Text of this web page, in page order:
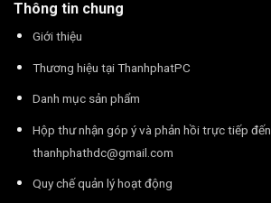
Thông tin chung
Giới thiệu
Thương hiệu tại ThanhphatPC
Danh mục sản phẩm
Hộp thư nhận góp ý và phản hồi trực tiếp đến
thanhphathdc@gmail.com
Quy chế quản lý hoạt động